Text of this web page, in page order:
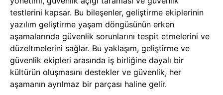
testlerini kapsar. Bu bileşenler, geliştirme ekiplerinin
yazılım geliştirme yaşam döngüsünün erken
aşamalarında güvenlik sorunlarını tespit etmelerini ve
düzeltmelerini sağlar. Bu yaklaşım, geliştirme ve
güvenlik ekipleri arasında iş birliğine dayalı bir
kültürün oluşmasını destekler ve güvenlik, her
aşamanın ayrılmaz bir parçası haline gelir.